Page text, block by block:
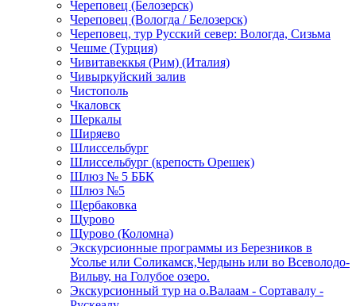
Череповец (Белозерск)
Череповец (Вологда / Белозерск)
Череповец, тур Русский север: Вологда, Сизьма
Чешме (Турция)
Чивитавеккья (Рим) (Италия)
Чивыркуйский залив
Чистополь
Чкаловск
Шеркалы
Ширяево
Шлиссельбург
Шлиссельбург (крепость Орешек)
Шлюз № 5 ББК
Шлюз №5
Щербаковка
Щурово
Щурово (Коломна)
Экскурсионные программы из Березников в
Усолье или Соликамск,Чердынь или во Всеволодо-
Вильву, на Голубое озеро.
Экскурсионный тур на о.Валаам - Сортавалу -